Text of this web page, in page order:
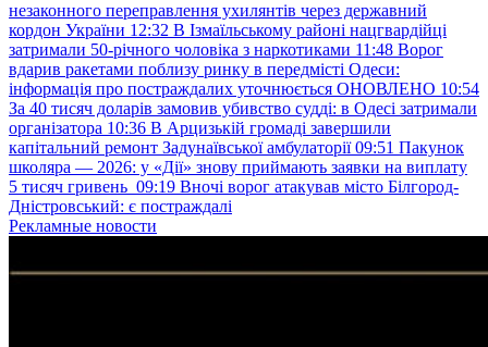
незаконного переправлення ухилянтів через державний
кордон України 12:32 В Ізмаїльському районі нацгвардійці
затримали 50-річного чоловіка з наркотиками 11:48 Ворог
вдарив ракетами поблизу ринку в передмісті Одеси:
інформація про постраждалих уточнюється ОНОВЛЕНО 10:54
За 40 тисяч доларів замовив убивство судді: в Одесі затримали
організатора 10:36 В Арцизькій громаді завершили
капітальний ремонт Задунаївської амбулаторії 09:51 Пакунок
школяра — 2026: у «Дії» знову приймають заявки на виплату
5 тисяч гривень 09:19 Вночі ворог атакував місто Білгород-
Дністровський: є постраждалі
Рекламные новости